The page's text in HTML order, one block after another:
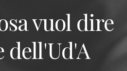
vuol dire
dell'Ud'A